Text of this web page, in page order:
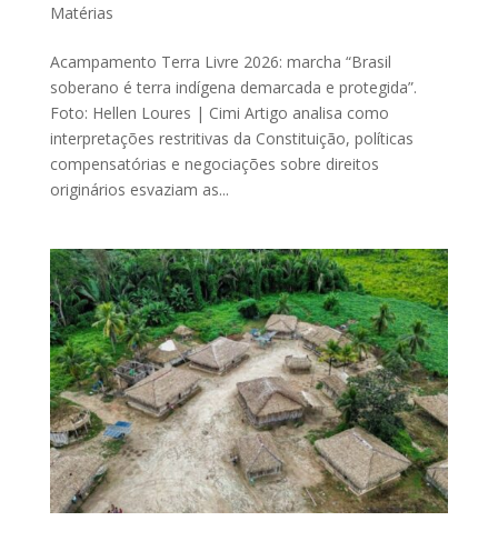
Matérias
Acampamento Terra Livre 2026: marcha “Brasil
soberano é terra indígena demarcada e protegida”.
Foto: Hellen Loures | Cimi Artigo analisa como
interpretações restritivas da Constituição, políticas
compensatórias e negociações sobre direitos
originários esvaziam as...